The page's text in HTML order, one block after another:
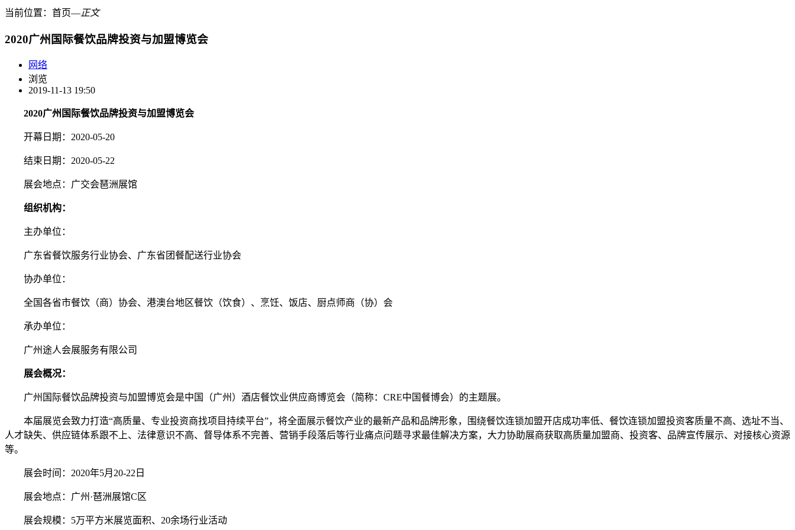
当前位置： 首页―正文
2020广州国际餐饮品牌投资与加盟博览会
网络
浏览
2019-11-13 19:50
2020广州国际餐饮品牌投资与加盟博览会
开幕日期：2020-05-20
结束日期：2020-05-22
展会地点：广交会琶洲展馆
组织机构：
主办单位：
广东省餐饮服务行业协会、广东省团餐配送行业协会
协办单位：
全国各省市餐饮（商）协会、港澳台地区餐饮（饮食）、烹饪、饭店、厨点师商（协）会
承办单位：
广州途人会展服务有限公司
展会概况：
广州国际餐饮品牌投资与加盟博览会是中国（广州）酒店餐饮业供应商博览会（简称：CRE中国餐博会）的主题展。
本届展览会致力打造“高质量、专业投资商找项目持续平台”，将全面展示餐饮产业的最新产品和品牌形象，围绕餐饮连锁加盟开店成功率低、餐饮连锁加盟投资客质量不高、选址不当、
人才缺失、供应链体系跟不上、法律意识不高、督导体系不完善、营销手段落后等行业痛点问题寻求最佳解决方案，大力协助展商获取高质量加盟商、投资客、品牌宣传展示、对接核心资源
等。
展会时间：2020年5月20-22日
展会地点：广州·琶洲展馆C区
展会规模：5万平方米展览面积、20余场行业活动